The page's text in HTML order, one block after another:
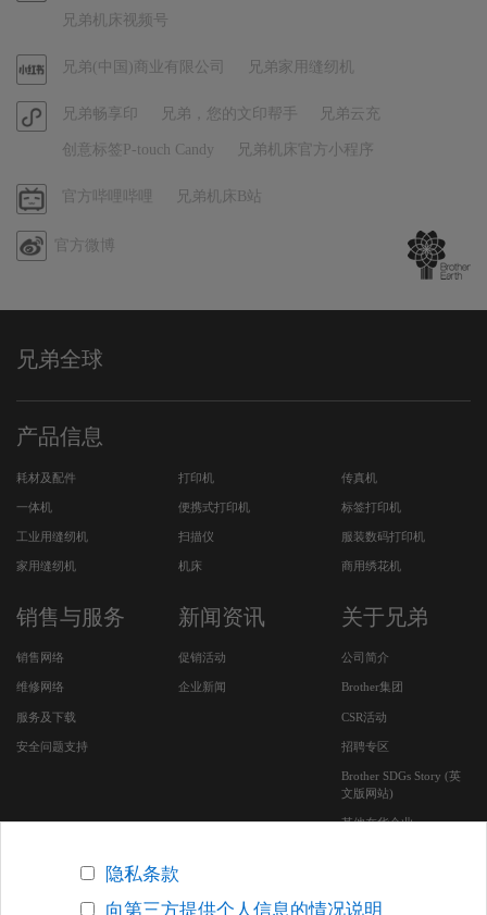
频
兄弟机床视频号
官
小
红
兄弟(中国)商业有限公司 兄弟家用缝纫机
官
方
程
兄弟畅享印 兄弟，您的文印帮手 兄弟云充
创意标签P-touch Candy 兄弟机床官方小程序
哔
哔
官方哔哩哔哩 兄弟机床B站
官方微博
兄弟全球
产品信息
耗材及配件 打印机 传真机
一体机 便携式打印机 标签打印机
工业用缝纫机 扫描仪 服装数码打印机
家用缝纫机 机床 商用绣花机
销售与服务
销售网络
维修网络
服务及下载
安全问题支持
新闻资讯
促销活动
企业新闻
关于兄弟
公司简介
Brother集团
CSR活动
招聘专区
Brother SDGs Story (英
文版网站)
其他在华企业
隐私条款
向第三方提供个人信息的情况说明